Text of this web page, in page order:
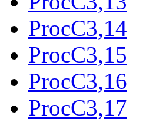
ProcC3,14
ProcC3,15
ProcC3,16
ProcC3,17